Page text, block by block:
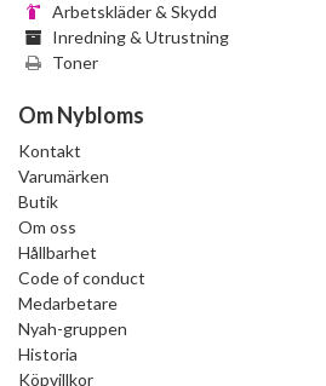
Arbetskläder & Skydd
Inredning & Utrustning
Toner
Om Nybloms
Kontakt
Varumärken
Butik
Om oss
Hållbarhet
Code of conduct
Medarbetare
Nyah-gruppen
Historia
Köpvillkor